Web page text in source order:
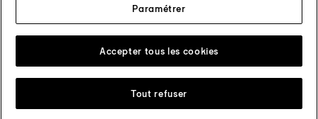
Suivez-nous sur les réseaux sociaux
Changer de pays Tissot Copyrights 2026
Paramétrer
Tout refuser
Accepter tous les cookies